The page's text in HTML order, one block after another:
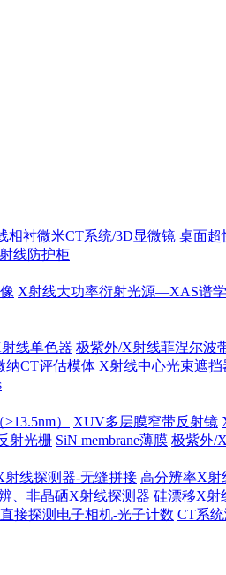
相衬微米CT系统/3D显微镜 桌面超
线防护柜
X射线大功率衍射光源—XAS谱学
线单色器 极紫外/X射线菲涅尔波
纳CT评估模体 X射线中心光束遮挡
） XUV多层膜窄带反射镜
射光栅 SiN membrane薄膜 极紫外/
射线探测器-无缝拼接 高分辨率X射
、非晶硒X射线探测器 硅漂移X射
接探测电子相机-光子计数 CT系